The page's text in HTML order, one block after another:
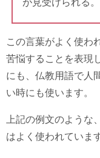
この言葉がよく使わ
苦悩することを表現
にも、仏教用語で人
い時にも使います。
上記の例文のような
はよく使われていま